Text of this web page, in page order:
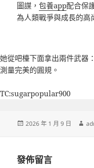
圖謀，包養app配合保
為人類戰爭與成長的高
她從吧檯下面拿出兩件武器
測量完美的圓規。
TC:sugarpopular900
發
2026 年 1 月 9 日
作
發佈留言